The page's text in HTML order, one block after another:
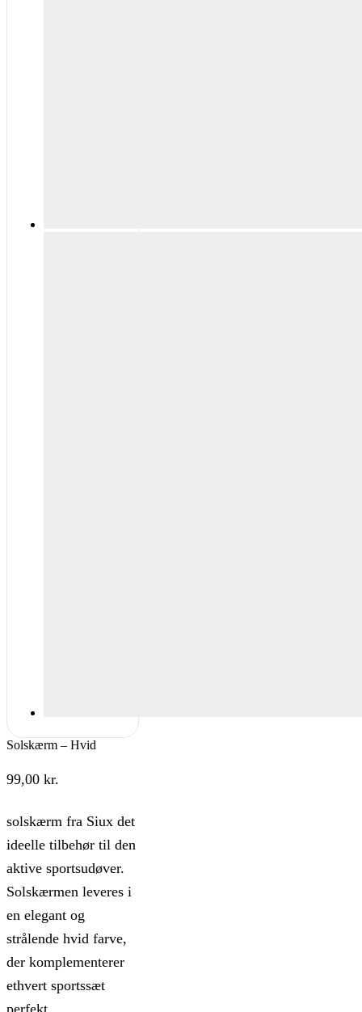
Solskærm – Hvid
99,00 kr.
solskærm fra Siux det
ideelle tilbehør til den
aktive sportsudøver.
Solskærmen leveres i
en elegant og
strålende hvid farve,
der komplementerer
ethvert sportssæt
perfekt.